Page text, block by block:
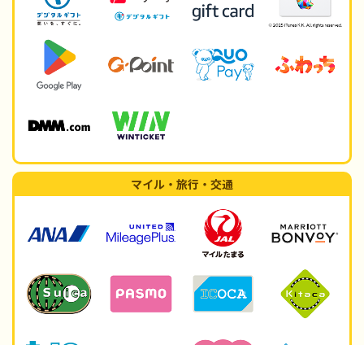
マイル・旅行・交通